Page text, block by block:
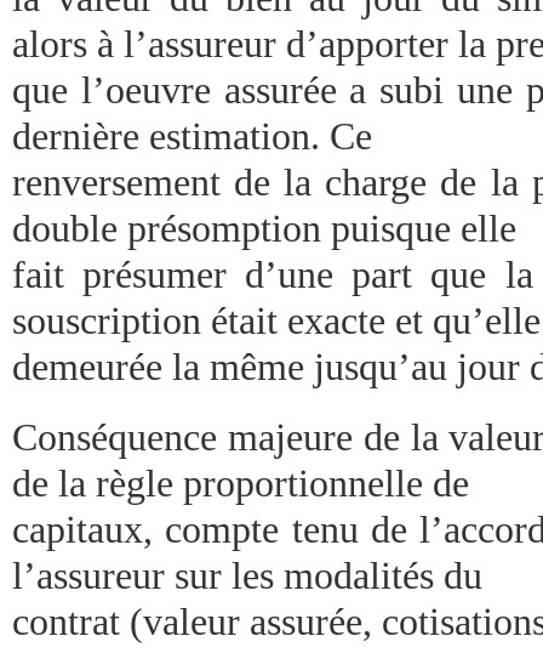
alors à l’assureur d’apporter la
que l’oeuvre assurée a subi une
dernière estimation. Ce
renversement de la charge de la
double présomption puisque elle
fait présumer d’une part que
souscription était exacte et
demeurée la même jusqu’au jour
Conséquence majeure de la
de la règle proportionnelle de
capitaux, compte tenu de
l’assureur sur les modalités du
contrat (valeur assurée,